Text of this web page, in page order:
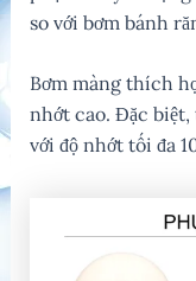
so với bơm bánh
Bơm màng thích
nhớt cao. Đặc
với độ nhớt tối đa